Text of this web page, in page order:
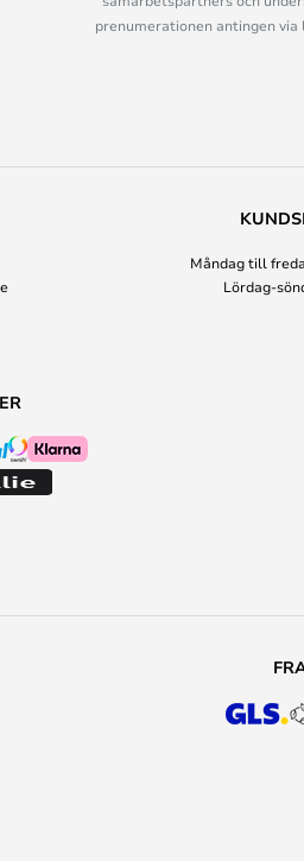
prenumerationen antingen
Måndag till
Lördag-